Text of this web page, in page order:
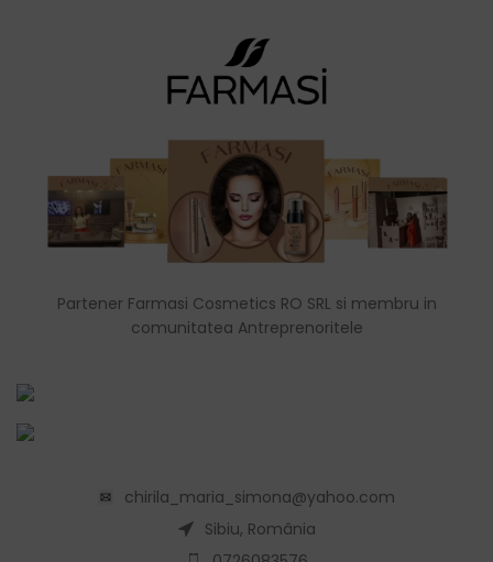
Partener Farmasi Cosmetics RO SRL si membru in
comunitatea Antreprenoritele
chirila_maria_simona@yahoo.com
Sibiu, România